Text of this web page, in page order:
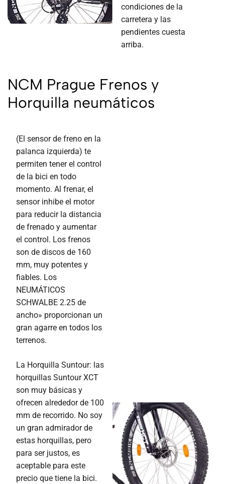
condiciones de la
carretera y las
pendientes cuesta
arriba.
NCM Prague Frenos y
Horquilla neumáticos
(El sensor de freno en la
palanca izquierda) te
permiten tener el control
de la bici en todo
momento. Al frenar, el
sensor inhibe el motor
para reducir la distancia
de frenado y aumentar
el control. Los frenos
son de discos de 160
mm, muy potentes y
fiables. Los
NEUMÁTICOS
SCHWALBE 2.25 de
ancho» proporcionan un
gran agarre en todos los
terrenos.
La Horquilla Suntour: las
horquillas Suntour XCT
son muy básicas y
ofrecen alrededor de 100
mm de recorrido. No soy
un gran admirador de
estas horquillas, pero
para ser justos, es
aceptable para este
precio que tiene la bici.